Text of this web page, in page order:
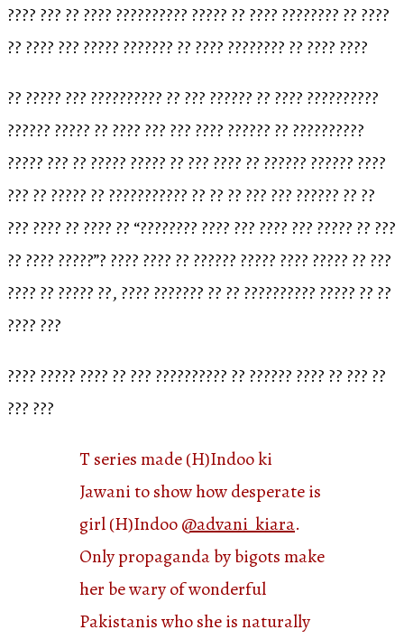
???? ??? ?? ???? ?????????? ????? ?? ???? ???????? ?? ????
?? ???? ??? ????? ??????? ?? ???? ???????? ?? ???? ????
?? ????? ??? ?????????? ?? ??? ?????? ?? ???? ??????????
?????? ????? ?? ???? ??? ??? ???? ?????? ?? ??????????
????? ??? ?? ????? ????? ?? ??? ???? ?? ?????? ?????? ????
??? ?? ????? ?? ??????????? ?? ?? ?? ??? ??? ?????? ?? ??
??? ???? ?? ???? ?? “???????? ???? ??? ???? ??? ????? ?? ???
?? ???? ?????”? ???? ???? ?? ?????? ????? ???? ????? ?? ???
???? ?? ????? ??, ???? ??????? ?? ?? ?????????? ????? ?? ??
???? ???
???? ????? ???? ?? ??? ?????????? ?? ?????? ???? ?? ??? ??
??? ???
T series made (H)Indoo ki
Jawani to show how desperate is
girl (H)Indoo@advani_kiara.
Only propaganda by bigots make
her be wary of wonderful
Pakistanis who she is naturally